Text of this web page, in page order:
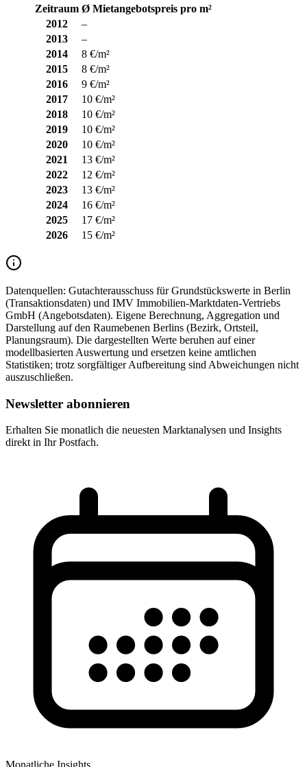
Zeitraum Ø Mietangebotspreis pro m²
2012
–
2013
–
2014
8 €/m²
2015
8 €/m²
2016
9 €/m²
2017
10 €/m²
2018
10 €/m²
2019
10 €/m²
2020
10 €/m²
2021
13 €/m²
2022
12 €/m²
2023
13 €/m²
2024
16 €/m²
2025
17 €/m²
2026
15 €/m²
Datenquellen: Gutachterausschuss für Grundstückswerte in Berlin
(Transaktionsdaten) und IMV Immobilien-Marktdaten-Vertriebs
GmbH (Angebotsdaten). Eigene Berechnung, Aggregation und
Darstellung auf den Raumebenen Berlins (Bezirk, Ortsteil,
Planungsraum). Die dargestellten Werte beruhen auf einer
modellbasierten Auswertung und ersetzen keine amtlichen
Statistiken; trotz sorgfältiger Aufbereitung sind Abweichungen nicht
auszuschließen.
Newsletter abonnieren
Erhalten Sie monatlich die neuesten Marktanalysen und Insights
direkt in Ihr Postfach.